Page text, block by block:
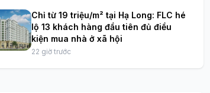
Chỉ từ 19 triệu/m² tại Hạ Long: FLC hé
lộ 13 khách hàng đầu tiên đủ điều
kiện mua nhà ở xã hội
22 giờ trước